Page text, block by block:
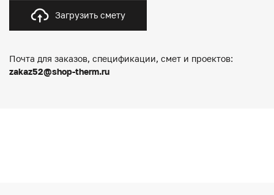
Загрузить смету
Почта для заказов, спецификации, смет и проектов:
zakaz52@shop-therm.ru